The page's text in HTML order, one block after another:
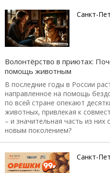
Санкт-
Волонтёрство в приютах:
помощь животным
В последние годы в России
направленное на помощь
по всей стране опекают
животных, привлекая к
– и значительная часть из
новым поколением?
Санкт-